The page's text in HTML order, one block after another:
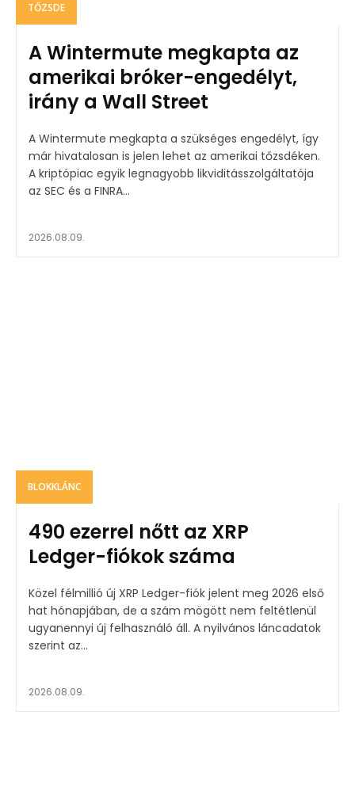
TŐZSDE
A Wintermute megkapta az
amerikai bróker-engedélyt,
irány a Wall Street
A Wintermute megkapta a szükséges engedélyt, így
már hivatalosan is jelen lehet az amerikai tőzsdéken.
A kriptópiac egyik legnagyobb likviditásszolgáltatója
az SEC és a FINRA...
2026.08.09.
BLOKKLÁNC
490 ezerrel nőtt az XRP
Ledger-fiókok száma
Közel félmillió új XRP Ledger-fiók jelent meg 2026 első
hat hónapjában, de a szám mögött nem feltétlenül
ugyanennyi új felhasználó áll. A nyilvános láncadatok
szerint az...
2026.08.09.